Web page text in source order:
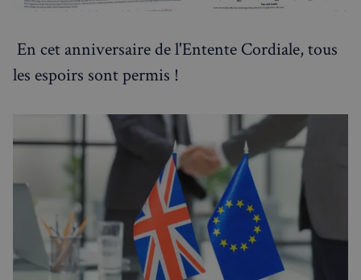
En cet anniversaire de l'Entente Cordiale, tous
les espoirs sont permis !
VISITOR_PRIVACY_METADATA
YouTube
.youtube.com